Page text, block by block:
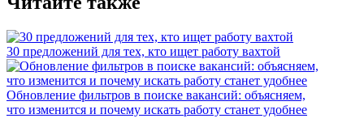
30 предложений для тех, кто ищет работу вахтой
Обновление фильтров в поиске вакансий: объясняем,
что изменится и почему искать работу станет удобнее